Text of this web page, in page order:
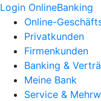
Login OnlineBanking
Online-
Privatkunden
Firmenkunden
Banking &
Meine Bank
Service &